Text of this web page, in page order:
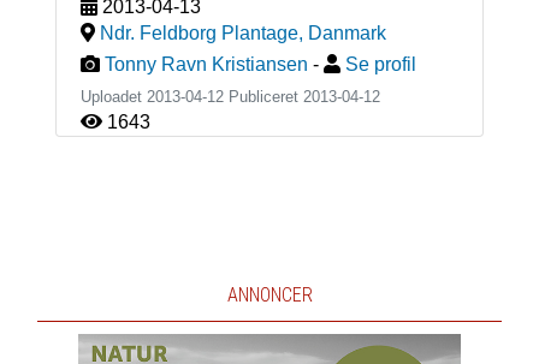
2013-04-13
Ndr. Feldborg Plantage, Danmark
Tonny Ravn Kristiansen - Se profil
Uploadet 2013-04-12 Publiceret 2013-04-12
1643
ANNONCER